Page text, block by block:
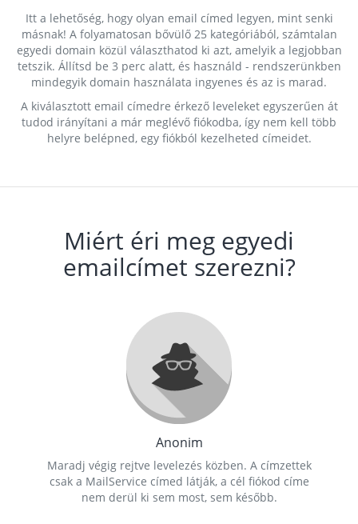
Itt a lehetőség, hogy olyan email címed legyen, mint senki
másnak! A folyamatosan bővülő 25 kategóriából, számtalan
egyedi domain közül választhatod ki azt, amelyik a legjobban
tetszik. Állítsd be 3 perc alatt, és használd - rendszerünkben
mindegyik domain használata ingyenes és az is marad.
A kiválasztott email címedre érkező leveleket egyszerűen át
tudod irányítani a már meglévő fiókodba, így nem kell több
helyre belépned, egy fiókból kezelheted címeidet.
Miért éri meg egyedi
emailcímet szerezni?
Anonim
Maradj végig rejtve levelezés közben. A címzettek
csak a MailService címed látják, a cél fiókod címe
nem derül ki sem most, sem később.